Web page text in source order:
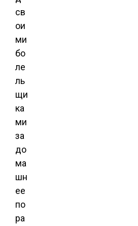
св
ои
ми
бо
ле
ль
щи
ка
ми
за
до
ма
шн
ее
по
ра